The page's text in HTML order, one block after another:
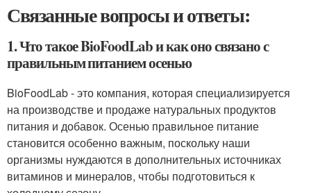
Связанные вопросы и ответы:
1. Что такое BioFoodLab и как оно связано с
правильным питанием осенью
BioFoodLab - это компания, которая специализируется
на производстве и продаже натуральных продуктов
питания и добавок. Осенью правильное питание
становится особенно важным, поскольку наши
организмы нуждаются в дополнительных источниках
витаминов и минералов, чтобы подготовиться к